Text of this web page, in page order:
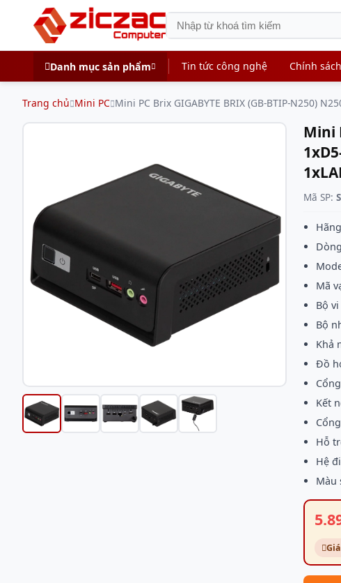
Danh mục sản phẩm Tin tức công nghệ Chính
Trang chủ Mini PC Mini PC Brix GIGABYTE BRIX (GB-BTIP-N250)
Mini
Mã SP:
Mã
Bộ
Bộ
Khả
Đồ
Kết
Hỗ
Hệ
Màu